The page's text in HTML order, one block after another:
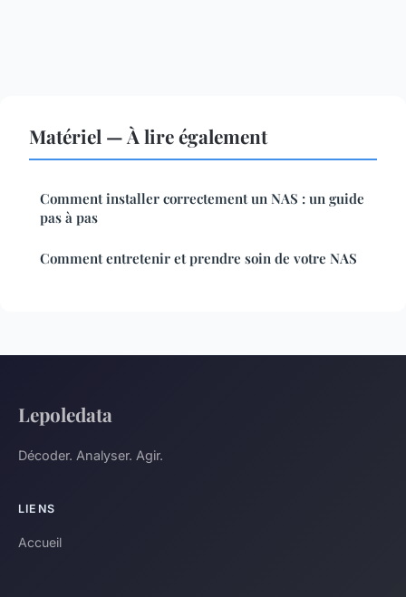
Matériel — À lire également
Comment installer correctement un NAS : un guide
pas à pas
Comment entretenir et prendre soin de votre NAS
Lepoledata
Décoder. Analyser. Agir.
LIENS
Accueil